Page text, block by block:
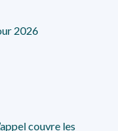
2026
couvre les